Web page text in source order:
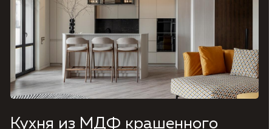
Кухня из МДФ крашенного